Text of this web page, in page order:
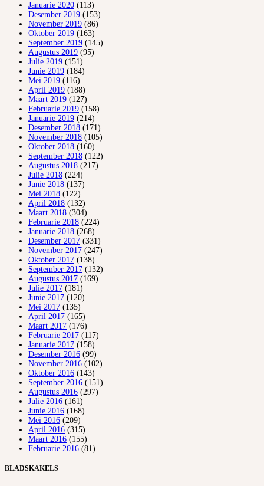
Januarie 2020 (113)
Desember 2019 (153)
November 2019 (86)
Oktober 2019 (163)
September 2019 (145)
Augustus 2019 (95)
Julie 2019 (151)
Junie 2019 (184)
Mei 2019 (116)
April 2019 (188)
Maart 2019 (127)
Februarie 2019 (158)
Januarie 2019 (214)
Desember 2018 (171)
November 2018 (105)
Oktober 2018 (160)
September 2018 (122)
Augustus 2018 (217)
Julie 2018 (224)
Junie 2018 (137)
Mei 2018 (122)
April 2018 (132)
Maart 2018 (304)
Februarie 2018 (224)
Januarie 2018 (268)
Desember 2017 (331)
November 2017 (247)
Oktober 2017 (138)
September 2017 (132)
Augustus 2017 (169)
Julie 2017 (181)
Junie 2017 (120)
Mei 2017 (135)
April 2017 (165)
Maart 2017 (176)
Februarie 2017 (117)
Januarie 2017 (158)
Desember 2016 (99)
November 2016 (102)
Oktober 2016 (143)
September 2016 (151)
Augustus 2016 (297)
Julie 2016 (161)
Junie 2016 (168)
Mei 2016 (209)
April 2016 (315)
Maart 2016 (155)
Februarie 2016 (81)
BLADSKAKELS